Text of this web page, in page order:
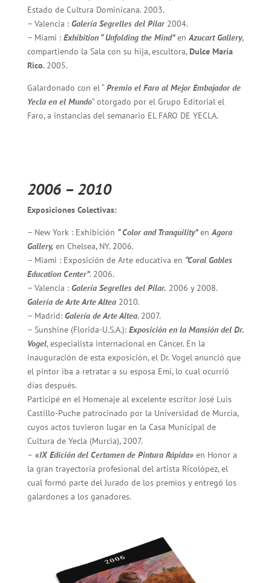
Estado de Cultura Dominicana. 2003.
– Valencia : Galería Segrelles del Pilar2004.
– Miami : Exhibition “ Unfolding the Mind”en Azucart Gallery,
compartiendo la Sala con su hija, escultora,Dulce María
Rico. 2005.
Galardonado con el “ Premio el Faro al Mejor Embajador de
Yecla en el Mundo” otorgado por el Grupo Editorial el
Faro, a instancias del semanario EL FARO DE YECLA.
2006 – 2010
Exposiciones Colectivas:
– New York : Exhibición “ Color and Tranquility”en Agora
Gallery,en Chelsea, NY. 2006.
– Miami : Exposición de Arte educativa en “Coral Gables
Education Center”. 2006.
– Valencia : Galería Segrelles del Pilar. 2006 y 2008.
Galería de Arte Arte Altea 2010.
– Madrid: Galería de Arte Altea. 2007.
– Sunshine (Florida-U.S.A.): Exposición en la Mansión del Dr.
Vogel, especialista internacional en Cáncer. En la
inauguración de esta exposición, el Dr. Vogel anunció que
el pintor iba a retratar a su esposa Emi, lo cual ocurrió
días después.
Participé en el Homenaje al excelente escritor José Luis
Castillo-Puche patrocinado por la Universidad de Murcia,
cuyos actos tuvieron lugar en la Casa Municipal de
Cultura de Yecla (Murcia), 2007.
– «IX Edición del Certamen de Pintura Rápida»en Honor a
la gran trayectoria profesional del artista Ricolópez, el
cual formó parte del Jurado de los premios y entregó los
galardones a los ganadores.